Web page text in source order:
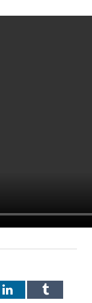
LinkedInTumblr